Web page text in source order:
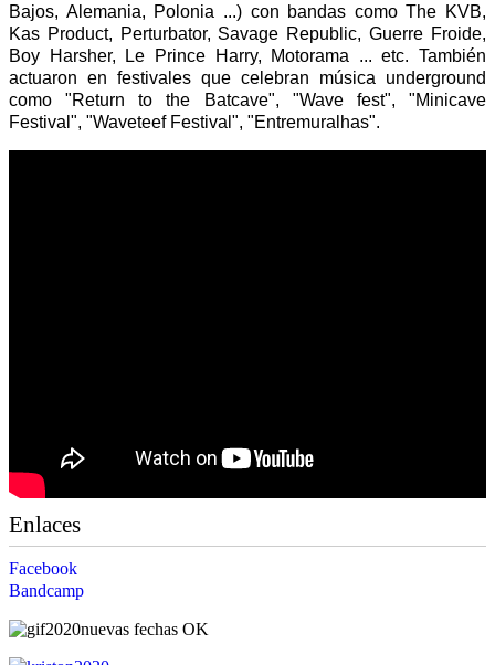
Bajos, Alemania, Polonia ...) con bandas como The KVB,
Kas Product, Perturbator, Savage Republic, Guerre Froide,
Boy Harsher, Le Prince Harry, Motorama ... etc. También
actuaron en festivales que celebran música underground
como "Return to the Batcave", "Wave fest", "Minicave
Festival", "Waveteef Festival", "Entremuralhas".
Enlaces
Facebook
Bandcamp